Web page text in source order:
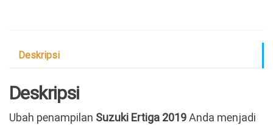
Deskripsi
Deskripsi
Ubah penampilan Suzuki Ertiga 2019Anda menjadi